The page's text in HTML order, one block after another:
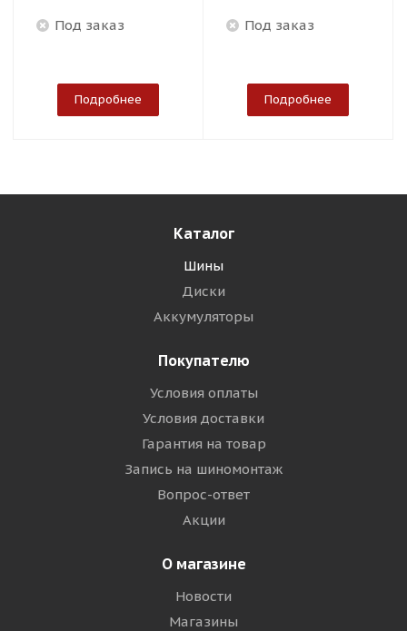
Под заказ
Подробнее
Под заказ
Подробнее
Каталог
Шины
Диски
Аккумуляторы
Покупателю
Условия оплаты
Условия доставки
Гарантия на товар
Запись на шиномонтаж
Вопрос-ответ
Акции
О магазине
Новости
Магазины